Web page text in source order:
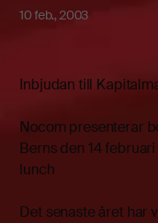
10 feb., 2003
Inbjudan till
Nocom presenterar
Berns den 14
lunch
Det senaste året har